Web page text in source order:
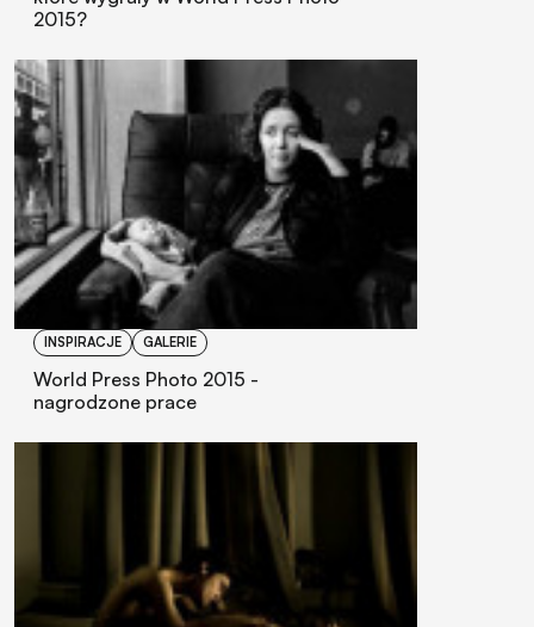
2015?
INSPIRACJE GALERIE
World Press Photo 2015 -
nagrodzone prace